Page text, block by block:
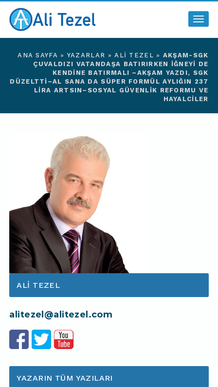
ANA SAYFA »YAZARLAR »ALI TEZEL » AKŞAM-SGK
ÇUVALDIZI VATANDAŞA BATIRIRKEN IĞNEYI DE
KENDINE BATIRMALI –AKŞAM YAZDI, SGK
DÜZELTTI–AL SANA DA SÜPER FORMÜL AYLIĞIN 237
LIRA ARTSIN–SOSYAL GÜVENLİK REFORMU VE
HAYALCİLER
ALI TEZEL
alitezel@alitezel.com
YAZARIN TÜM YAZILARI